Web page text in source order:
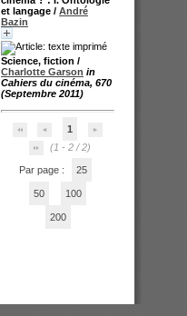
et langage / André
Bazin
Science, fiction /
Charlotte Garson in
Cahiers du cinéma, 670
(Septembre 2011)
1
(1 - 2 / 2)
Par page : 25
50 100
200